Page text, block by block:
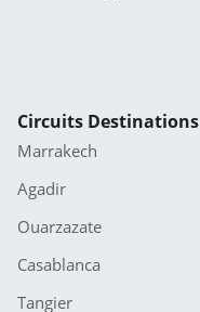
Circuits Destinations
Marrakech
Agadir
Ouarzazate
Casablanca
Tangier